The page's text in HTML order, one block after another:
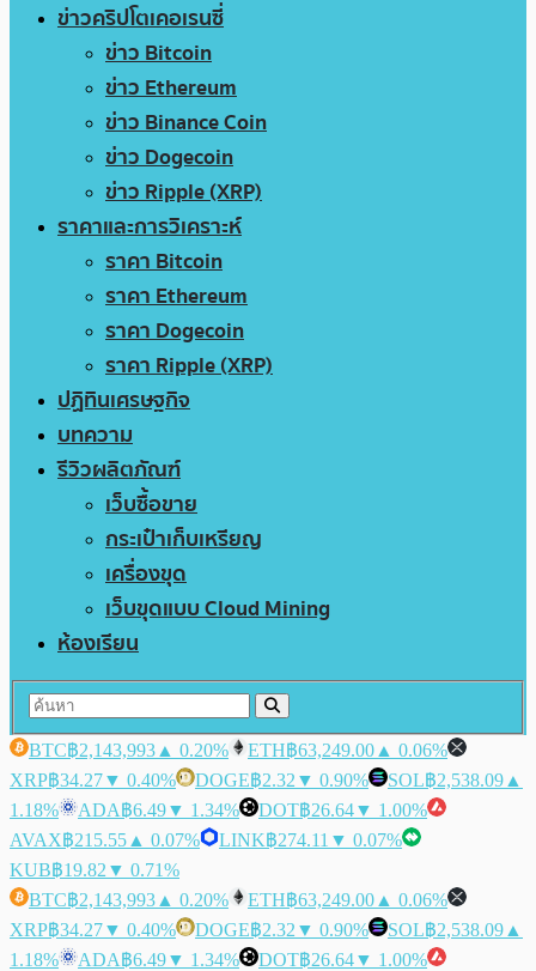
ข่าวคริปโตเคอเรนซี่
ข่าว Bitcoin
ข่าว Ethereum
ข่าว Binance Coin
ข่าว Dogecoin
ข่าว Ripple (XRP)
ราคาและการวิเคราะห์
ราคา Bitcoin
ราคา Ethereum
ราคา Dogecoin
ราคา Ripple (XRP)
ปฏิทินเศรษฐกิจ
บทความ
รีวิวผลิตภัณฑ์
เว็บซื้อขาย
กระเป๋าเก็บเหรียญ
เครื่องขุด
เว็บขุดแบบ Cloud Mining
ห้องเรียน
BTC฿2,143,993 ▲ 0.20% ETH฿63,249.00 ▲ 0.06%
XRP฿34.27▼ 0.40% DOGE฿2.32 ▼ 0.90% SOL฿2,538.09 ▲
1.18%
ADA฿6.49▼ 1.34% DOT฿26.64▼ 1.00%
AVAX฿215.55 ▲ 0.07% LINK฿274.11 ▼ 0.07%
KUB฿19.82 ▼ 0.71%
BTC฿2,143,993 ▲ 0.20% ETH฿63,249.00 ▲ 0.06%
XRP฿34.27▼ 0.40% DOGE฿2.32 ▼ 0.90% SOL฿2,538.09 ▲
1.18%
ADA฿6.49▼ 1.34% DOT฿26.64▼ 1.00%